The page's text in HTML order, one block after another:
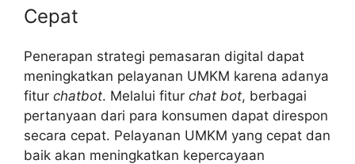
Cepat
Penerapan strategi pemasaran digital dapat
meningkatkan pelayanan UMKM karena adanya
fitur chatbot. Melalui fitur chat bot, berbagai
pertanyaan dari para konsumen dapat direspon
secara cepat. Pelayanan UMKM yang cepat dan
baik akan meningkatkan kepercayaan